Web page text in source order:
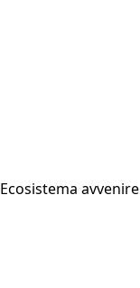
Ecosistema avvenire